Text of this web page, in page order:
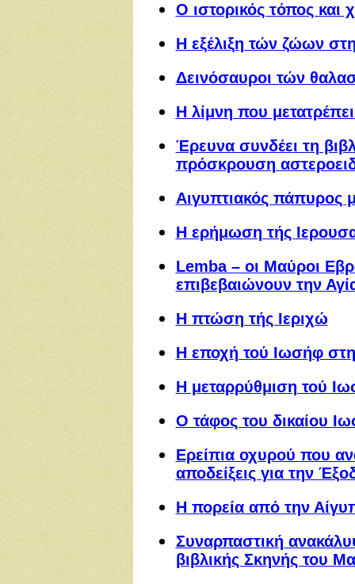
Ο ιστορικός τόπος και
Η εξέλιξη τών ζώων
Δεινόσαυροι τών
Η λίμνη που
Έρευνα συνδέει τη
πρόσκρουση
Αιγυπτιακός πάπυρος
Η ερήμωση τής
Lemba – οι Μαύροι
επιβεβαιώνουν την
Η πτώση τής Ιεριχώ
Η εποχή τού Ιωσήφ
Η μεταρρύθμιση τού
Ο τάφος του δικαίου
Eρείπια οχυρού που
αποδείξεις για την
Η πορεία από την
Συναρπαστική
βιβλικής Σκηνής του